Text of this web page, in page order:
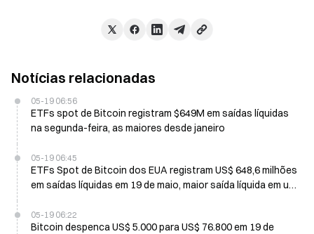
Notícias relacionadas
05-19 06:56
ETFs spot de Bitcoin registram $649M em saídas líquidas
na segunda-feira, as maiores desde janeiro
05-19 06:45
ETFs Spot de Bitcoin dos EUA registram US$ 648,6 milhões
em saídas líquidas em 19 de maio, maior saída líquida em um
05-19 06:22
Bitcoin despenca US$ 5.000 para US$ 76.800 em 19 de